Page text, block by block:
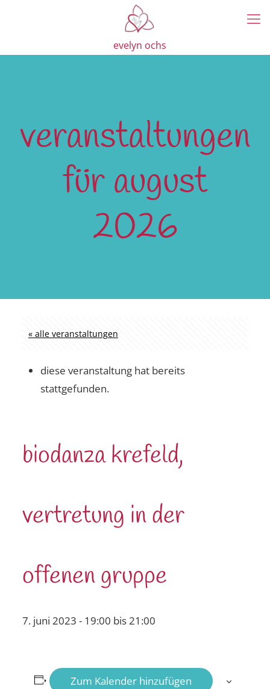
evelyn ochs
veranstaltungen
für august
2026
« alle veranstaltungen
diese veranstaltung hat bereits
stattgefunden.
biodanza krefeld,
vertretung in der
offenen gruppe
7. juni 2023 - 19:00 bis21:00
Zum Kalender hinzufügen